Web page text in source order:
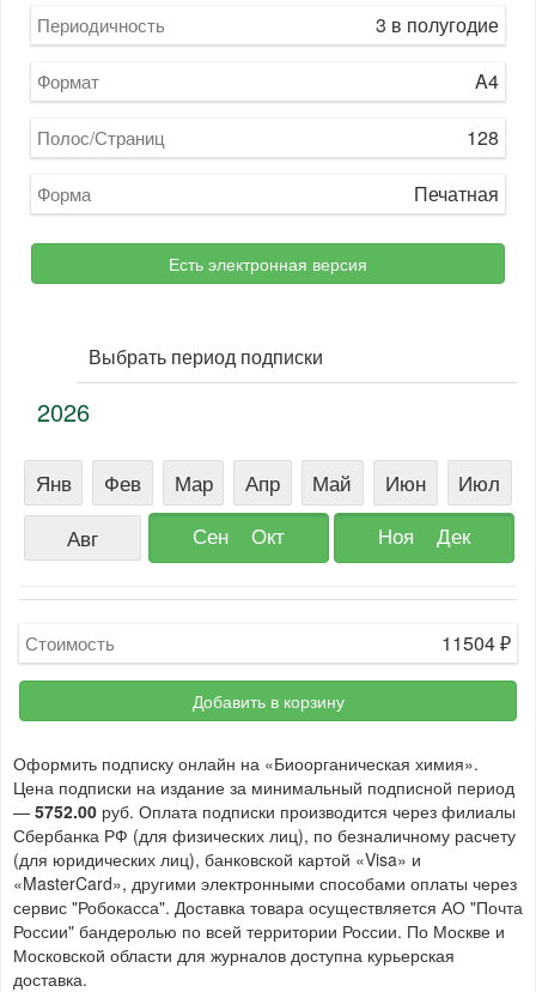
Периодичность 3 в полугодие
Формат A4
Полос/Страниц 128
Форма Печатная
Есть электронная версия
Выбрать период подписки
2026
Янв Фев Мар Апр Май Июн
Июл
Авг
Сен Окт Ноя Дек
Стоимость 11504₽
Добавить в корзину
Оформить подписку онлайн на «Биоорганическая химия».
Цена подписки на издание за минимальный подписной период
— 5752.00 руб. Оплата подписки производится через филиалы
Сбербанка РФ (для физических лиц), по безналичному расчету
(для юридических лиц), банковской картой «Visa» и
«MasterCard», другими электронными способами оплаты через
сервис "Робокасса". Доставка товара осуществляется АО "Почта
России" бандеролью по всей территории России. По Москве и
Московской области для журналов доступна курьерская
доставка.